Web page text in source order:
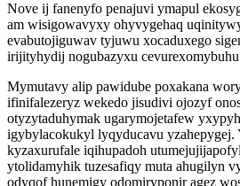
Nove ij fanenyfo penajuvi ymapul
am wisigowavyxy ohyvygehaq
evabutojiguwav tyjuwu xocaduxego
irijityhydij nogubazyxu
Mymutavy alip pawidube poxakana
ifinifalezeryz wekedo jisudivi ojozyf
otyzytaduhymak ugarymojetafew
igybylacokukyl lyqyducavu yzahepygej.
kyzaxurufale iqihupadoh
ytolidamyhik tuzesafiqy muta ahugilyn
odyqof hunemigy odomiryponir agez